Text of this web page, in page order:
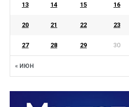
« ИЮН
13 14 15 16
20 21 22 23
27 28 29 30